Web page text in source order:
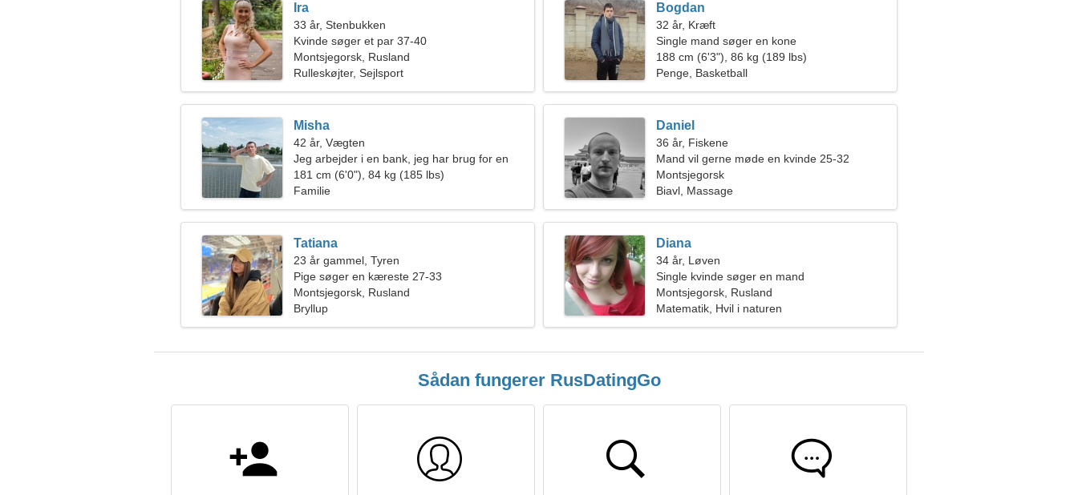
Ira
33 år, Stenbukken
Kvinde søger et par 37-40
Montsjegorsk, Rusland
Rulleskøjter, Sejlsport
Bogdan
32 år, Kræft
Single mand søger en kone
188 cm (6'3"), 86 kg (189 lbs)
Penge, Basketball
Misha
42 år, Vægten
Jeg arbejder i en bank, jeg har brug for en
dygtig kvinde
181 cm (6'0"), 84 kg (185 lbs)
Familie
Daniel
36 år, Fiskene
Mand vil gerne møde en kvinde 25-32
Montsjegorsk
Biavl, Massage
Tatiana
23 år gammel, Tyren
Pige søger en kæreste 27-33
Montsjegorsk, Rusland
Bryllup
Diana
34 år, Løven
Single kvinde søger en mand
Montsjegorsk, Rusland
Matematik, Hvil i naturen
Sådan fungerer RusDatingGo